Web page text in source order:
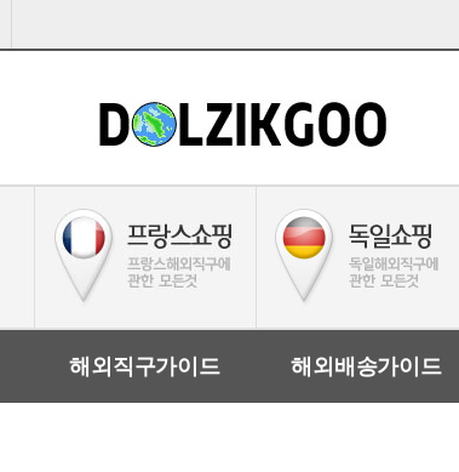
해외직구가이드 해외배송가이드